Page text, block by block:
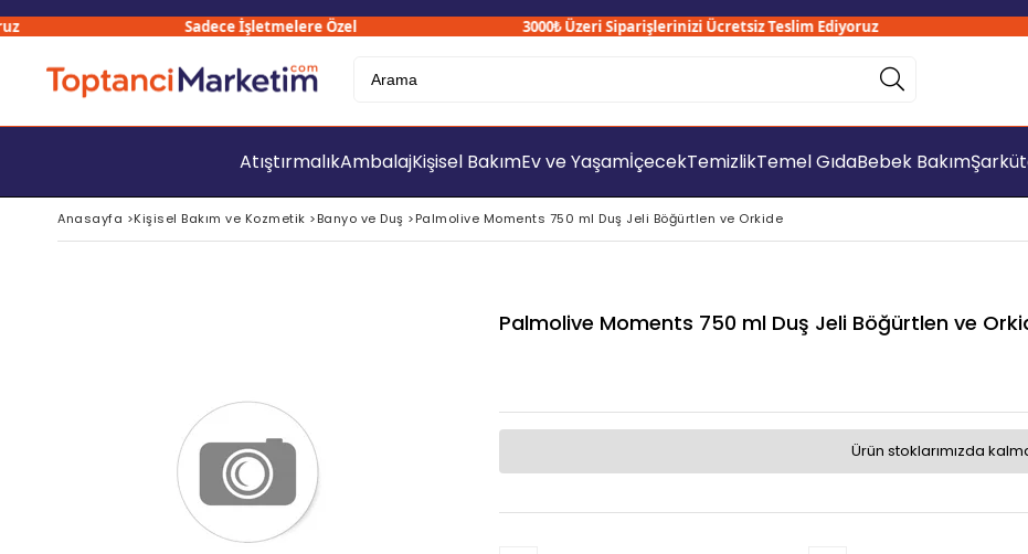
Sadece İşletmelere Özel 3000₺ Üzeri Siparişlerinizi Ücretsiz Teslim Ediyoruz
AtıştırmalıkAmbalajKişisel BakımEv ve YaşamİçecekTemizlikTemel GıdaBebek Bakım
Anasayfa >Kişisel Bakım ve Kozmetik >Banyo ve Duş >Palmolive Moments 750 ml Duş Jeli Böğürtlen ve Orkide
Palmolive Moments 750 ml Duş Jeli Böğürtlen ve
Ürün stoklarımızda